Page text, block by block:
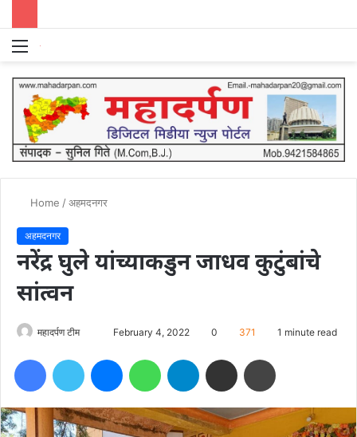
Menu
Home /अहमदनगर
अहमदनगर
नरेंद्र घुले यांच्याकडुन जाधव कुटुंबांचे
सांत्वन
महादर्पण टीम
email
February 4, 2022 0 371 1 minute read
FacebookTwitter MessengerWhatsAppTelegram Share via Email